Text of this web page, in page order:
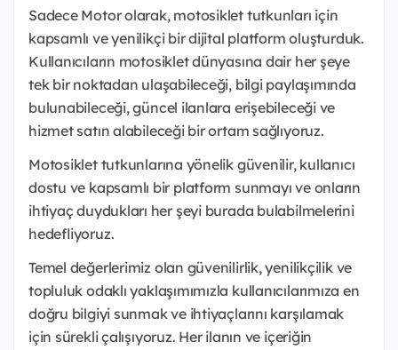
Sadece Motor olarak, motosiklet tutkunları için
kapsamlı ve yenilikçi bir dijital platform oluşturduk.
Kullanıcıların motosiklet dünyasına dair her şeye
tek bir noktadan ulaşabileceği, bilgi paylaşımında
bulunabileceği, güncel ilanlara erişebileceği ve
hizmet satın alabileceği bir ortam sağlıyoruz.
Motosiklet tutkunlarına yönelik güvenilir, kullanıcı
dostu ve kapsamlı bir platform sunmayı ve onların
ihtiyaç duydukları her şeyi burada bulabilmelerini
hedefliyoruz.
Temel değerlerimiz olan güvenilirlik, yenilikçilik ve
topluluk odaklı yaklaşımımızla kullanıcılarımıza en
doğru bilgiyi sunmak ve ihtiyaçlarını karşılamak
için sürekli çalışıyoruz. Her ilanın ve içeriğin